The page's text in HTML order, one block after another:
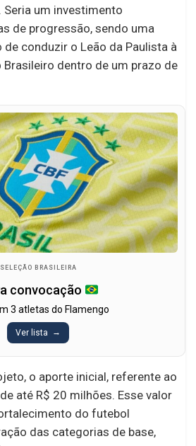
um investimento
de progressão, sendo uma
conduzir o Leão da Paulista à
dentro de um prazo de
SELEÇÃO BRASILEIRA
convocação
3 atletas do Flamengo
Ver lista
o aporte inicial, referente ao
até R$ 20 milhões. Esse valor
do futebol
das categorias de base,